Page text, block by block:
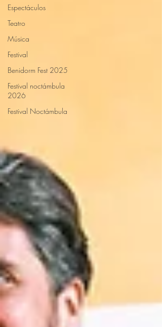
Espectáculos
Teatro
Música
Festival
Benidorm Fest 2025
Festival noctámbula
2026
Festival Noctámbula